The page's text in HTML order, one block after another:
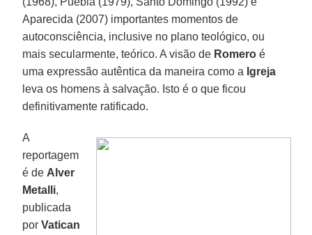
Aparecida (2007) importantes momentos de
autoconsciência, inclusive no plano teológico, ou
mais secularmente, teórico. A visão de Romero é
uma expressão autêntica da maneira como a Igreja
leva os homens à salvação. Isto é o que ficou
definitivamente ratificado.
A
reportagem
é de Alver
Metalli,
publicada
porVatican